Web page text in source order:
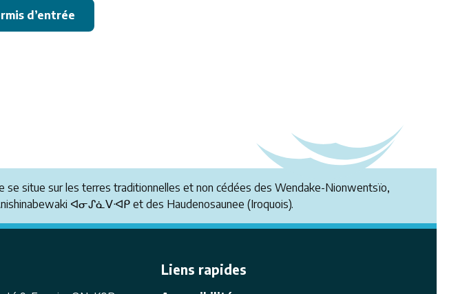
d’entrée
situe sur les terres traditionnelles et non cédées des Wendake-Nionwentsïo,
ᐊᓂᔑᓈᐯᐗᑭ et des Haudenosaunee (Iroquois).
Liens rapides